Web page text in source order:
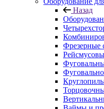
Назад
Фрезерные